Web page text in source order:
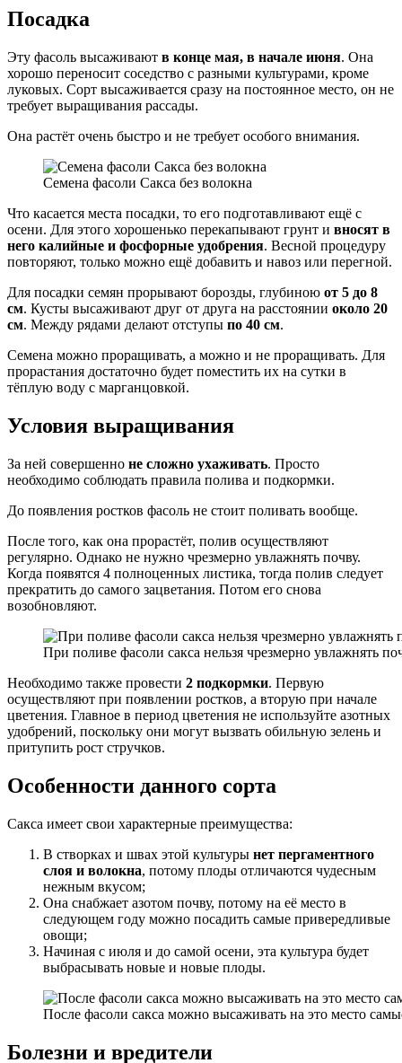
Посадка
Эту фасоль высаживают в конце мая, в начале июня. Она
хорошо переносит соседство с разными культурами, кроме
луковых. Сорт высаживается сразу на постоянное место, он не
требует выращивания рассады.
Она растёт очень быстро и не требует особого внимания.
Семена фасоли Сакса без волокна
Что касается места посадки, то его подготавливают ещё с
осени. Для этого хорошенько перекапывают грунт и вносят в
него калийные и фосфорные удобрения. Весной процедуру
повторяют, только можно ещё добавить и навоз или перегной.
Для посадки семян прорывают борозды, глубиною от 5 до 8
см. Кусты высаживают друг от друга на расстоянии около 20
см. Между рядами делают отступы по 40 см.
Семена можно проращивать, а можно и не проращивать. Для
прорастания достаточно будет поместить их на сутки в
тёплую воду с марганцовкой.
Условия выращивания
За ней совершенно не сложно ухаживать. Просто
необходимо соблюдать правила полива и подкормки.
До появления ростков фасоль не стоит поливать вообще.
После того, как она прорастёт, полив осуществляют
регулярно. Однако не нужно чрезмерно увлажнять почву.
Когда появятся 4 полноценных листика, тогда полив следует
прекратить до самого зацветания. Потом его снова
возобновляют.
При поливе фасоли сакса нельзя чрезмерно увлажнять
Необходимо также провести 2 подкормки. Первую
осуществляют при появлении ростков, а вторую при начале
цветения. Главное в период цветения не используйте азотных
удобрений, поскольку они могут вызвать обильную зелень и
притупить рост стручков.
Особенности данного сорта
Сакса имеет свои характерные преимущества:
В створках и швах этой культуры нет пергаментного
слоя и волокна, потому плоды отличаются чудесным
нежным вкусом;
Она снабжает азотом почву, потому на её место в
следующем году можно посадить самые привередливые
овощи;
Начиная с июля и до самой осени, эта культура будет
выбрасывать новые и новые плоды.
После фасоли сакса можно высаживать на это место
Болезни и вредители